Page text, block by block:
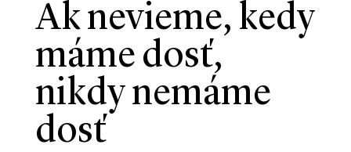
Ak nevieme, kedy
máme dosť,
nikdy nemáme
dosť